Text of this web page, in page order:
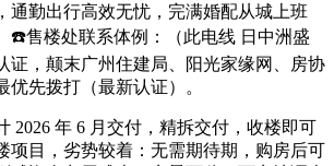
通勤出行高效无忧，完满婚配从城上班
☎️售楼处联系体例：（此电线 日中洲盛
证，颠末广州住建局、阳光家缘网、房协
优先拨打（最新认证）。
年 6 月交付，精拆交付，收楼即可
项目，劣势较着：无需期待期，购房后可